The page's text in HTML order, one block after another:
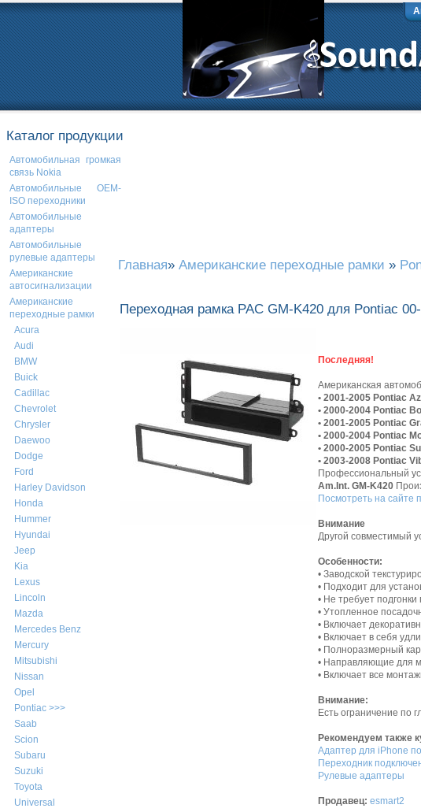
Каталог продукции
Автомобильная громкая
связь Nokia
Автомобильные OEM-
ISO переходники
Автомобильные
адаптеры
Автомобильные
рулевые адаптеры
Американские
автосигнализации
Американские
переходные рамки
Acura
Audi
BMW
Buick
Cadillac
Chevrolet
Chrysler
Daewoo
Dodge
Ford
Harley Davidson
Honda
Hummer
Hyundai
Jeep
Kia
Lexus
Lincoln
Mazda
Mercedes Benz
Mercury
Mitsubishi
Nissan
Opel
Pontiac >>>
Saab
Scion
Subaru
Suzuki
Toyota
Universal
Главная» Американские переходные рамки »
Переходная рамка PAC GM-K420 для Pontiac
Последняя!
Американская
• 2001-2005 Pontiac
• 2000-2004 Pontiac
• 2001-2005 Pontiac
• 2000-2004 Pontiac
• 2000-2005 Pontiac
• 2003-2008 Pontiac
Профессиональный
Am.Int. GM-K420
Посмотреть на сайте
Внимание
Другой совместимый
Особенности:
• Заводской
• Подходит для
• Не требует
• Утопленное
• Включает
• Включает в себя
• Полноразмерный
• Направляющие для
• Включает все
Внимание:
Есть ограничение по
Рекомендуем также
Адаптер для iPhone
Переходник
Рулевые адаптеры
Продавец: esmart2